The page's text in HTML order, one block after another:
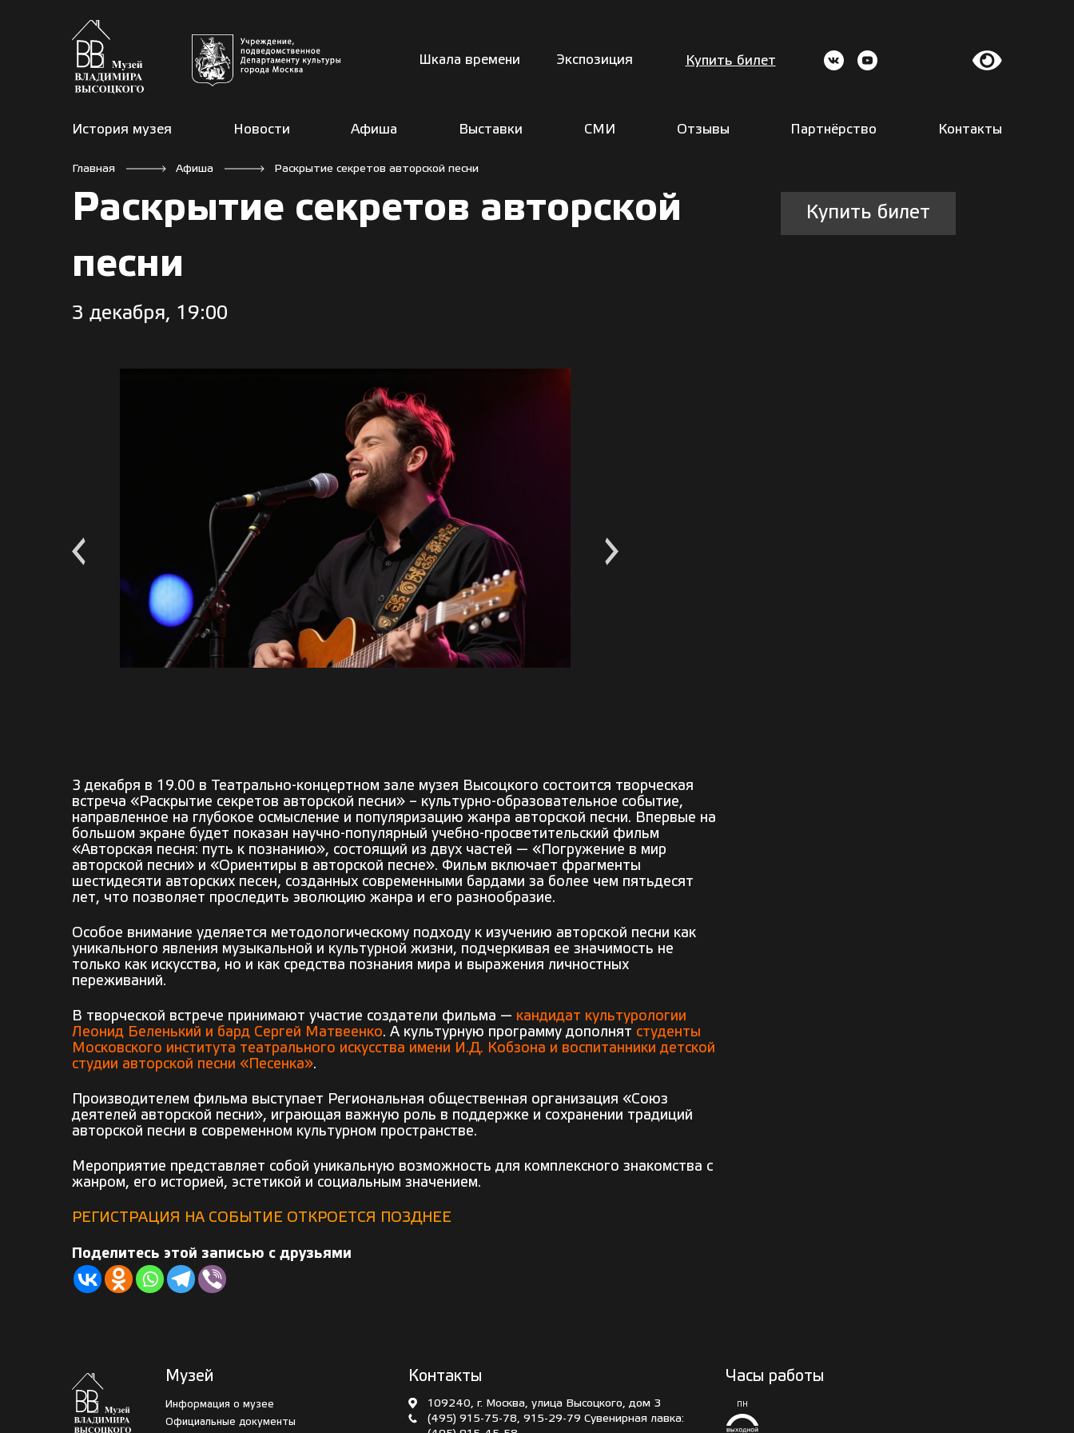
Шкала времени Экспозиция Купить билет
История музея Новости Афиша Выставки СМИ Отзывы Партнёрство Контакты
Главная Афиша Раскрытие секретов авторской песни
Раскрытие секретов авторской
песни
3 декабря, 19:00
3 декабря в 19.00 в Театрально-концертном зале музея Высоцкого состоится творческая
встреча «Раскрытие секретов авторской песни» – культурно-образовательное событие,
направленное на глубокое осмысление и популяризацию жанра авторской песни. Впервые на
большом экране будет показан научно-популярный учебно-просветительский фильм
«Авторская песня: путь к познанию», состоящий из двух частей — «Погружение в мир
авторской песни» и «Ориентиры в авторской песне». Фильм включает фрагменты
шестидесяти авторских песен, созданных современными бардами за более чем пятьдесят
лет, что позволяет проследить эволюцию жанра и его разнообразие.
Особое внимание уделяется методологическому подходу к изучению авторской песни как
уникального явления музыкальной и культурной жизни, подчеркивая ее значимость не
только как искусства, но и как средства познания мира и выражения личностных
переживаний.
В творческой встрече принимают участие создатели фильма — кандидат культурологии
Леонид Беленький и бард Сергей Матвеенко. А культурную программу дополнят студенты
Московского института театрального искусства имени И.Д. Кобзона и воспитанники детской
студии авторской песни «Песенка».
Производителем фильма выступает Региональная общественная организация «Союз
деятелей авторской песни», играющая важную роль в поддержке и сохранении традиций
авторской песни в современном культурном пространстве.
Мероприятие представляет собой уникальную возможность для комплексного знакомства с
жанром, его историей, эстетикой и социальным значением.
РЕГИСТРАЦИЯ НА СОБЫТИЕ ОТКРОЕТСЯ ПОЗДНЕЕ
Поделитесь этой записью с друзьями
Купить билет
Музей
Информация о музее
Официальные документы
Контакты
109240, г. Москва, улица Высоцкого, дом 3
(495) 915-75-78, 915-29-79 Сувенирная лавка:
Часы работы
ПН